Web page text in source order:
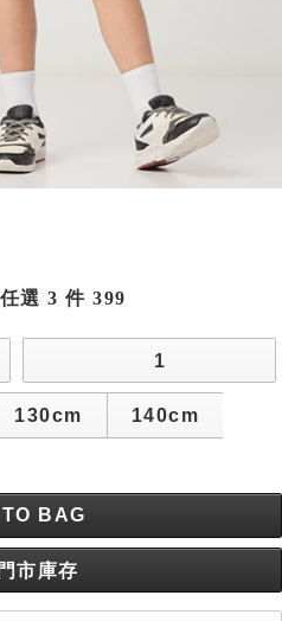
選 3 件 399
1
130cm 140cm
BAG
市庫存